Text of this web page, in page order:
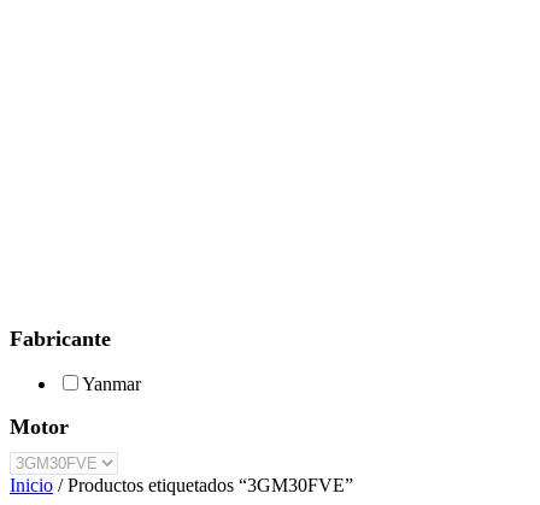
Fabricante
Yanmar
Motor
Inicio / Productos etiquetados “3GM30FVE”